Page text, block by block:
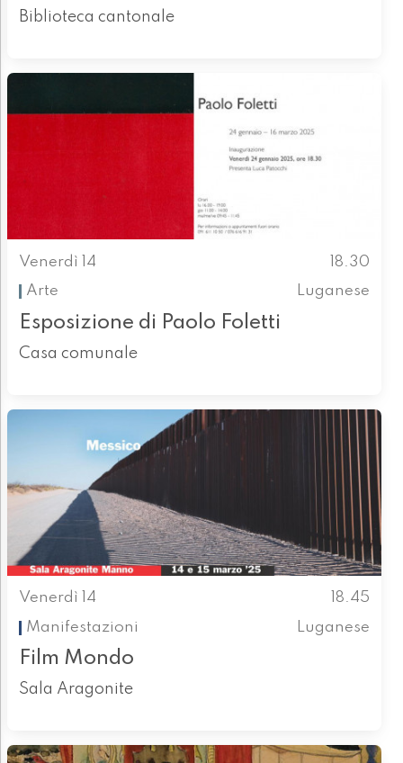
Biblioteca cantonale
Venerdì 14
18.30
Arte
Luganese
Esposizione di Paolo Foletti
Casa comunale
Venerdì 14
18.45
Manifestazioni
Luganese
Film Mondo
Sala Aragonite